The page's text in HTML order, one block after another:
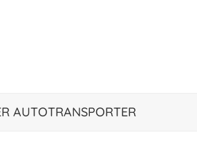
AUTOTRANSPORTER